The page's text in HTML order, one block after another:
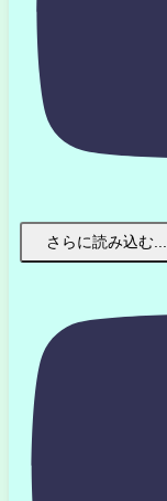
さらに読み込む...